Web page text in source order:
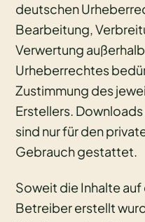
deutschen
Bearbeitung,
Verwertung
Urheberrechtes
Zustimmung des
Erstellers.
sind nur für den
Gebrauch gestattet.
Soweit die Inhalte
Betreiber erstellt